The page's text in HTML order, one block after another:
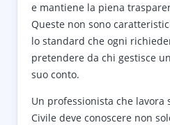
e mantiene la piena
Queste non sono
lo standard che ogni
pretendere da chi gestisce
suo conto.
Un professionista che lavora
Civile deve conoscere non